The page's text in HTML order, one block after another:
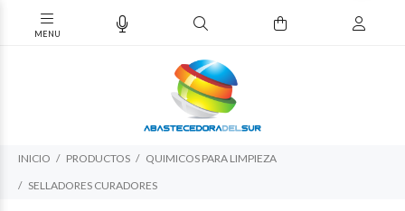
INICIO PRODUCTOS
QUIMICOS PARA LIMPIEZA
SELLADORES CURADORES